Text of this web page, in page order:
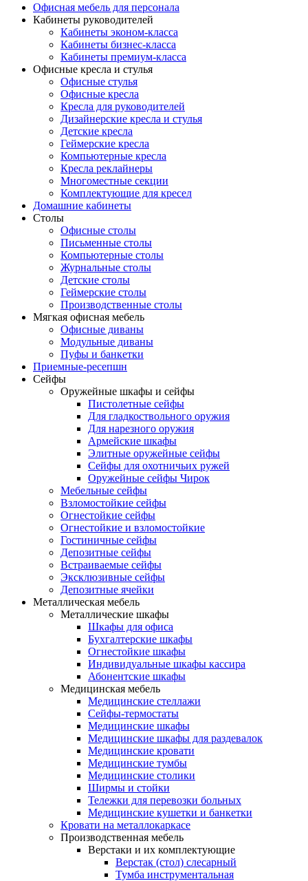
Офисная мебель для персонала
Кабинеты руководителей
Кабинеты эконом-класса
Кабинеты бизнес-класса
Кабинеты премиум-класса
Офисные кресла и стулья
Офисные стулья
Офисные кресла
Кресла для руководителей
Дизайнерские кресла и стулья
Детские кресла
Геймерские кресла
Компьютерные кресла
Кресла реклайнеры
Многоместные секции
Комплектующие для кресел
Домашние кабинеты
Столы
Офисные столы
Письменные столы
Компьютерные столы
Журнальные столы
Детские столы
Геймерские столы
Производственные столы
Мягкая офисная мебель
Офисные диваны
Модульные диваны
Пуфы и банкетки
Приемные-ресепшн
Сейфы
Оружейные шкафы и сейфы
Пистолетные сейфы
Для гладкоствольного оружия
Для нарезного оружия
Армейские шкафы
Элитные оружейные сейфы
Сейфы для охотничьих ружей
Оружейные сейфы Чирок
Мебельные сейфы
Взломостойкие сейфы
Огнестойкие сейфы
Огнестойкие и взломостойкие
Гостиничные сейфы
Депозитные сейфы
Встраиваемые сейфы
Эксклюзивные сейфы
Депозитные ячейки
Металлическая мебель
Металлические шкафы
Шкафы для офиса
Бухгалтерские шкафы
Огнестойкие шкафы
Индивидуальные шкафы кассира
Абонентские шкафы
Медицинская мебель
Медицинские стеллажи
Сейфы-термостаты
Медицинские шкафы
Медицинские шкафы для раздевалок
Медицинские кровати
Медицинские тумбы
Медицинские столики
Ширмы и стойки
Тележки для перевозки больных
Медицинские кушетки и банкетки
Кровати на металлокаркасе
Производственная мебель
Верстаки и их комплектующие
Верстак (стол) слесарный
Тумба инструментальная